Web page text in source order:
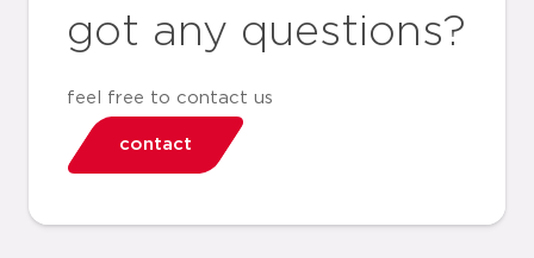
got any questions?
feel free to contact us
contact